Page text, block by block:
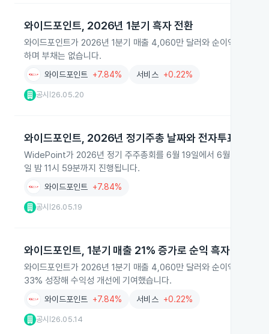
와이드포인트, 2026년 1분기 흑자 전환
와이드포인트가 2026년 1분기 매출 4,060만 달러와 순이익 7.7만
하며 부채는 없습니다.
와이드포인트 +7.84% 서비스 +0.22%
공시 26.05.20
와이드포인트, 2026년 정기주총 날짜와 전자투표 일정
WidePoint가 2026년 정기 주주총회를 6월 19일에서 6월 17일 오전
일 밤 11시 59분까지 진행됩니다.
와이드포인트 +7.84%
공시 26.05.19
와이드포인트, 1분기 매출 21% 증가로 순익 흑자 전환
와이드포인트가 2026년 1분기 매출 4,060만 달러와 순이익 7만7천
33% 성장해 수익성 개선에 기여했습니다.
와이드포인트 +7.84% 서비스 +0.22%
공시 26.05.14